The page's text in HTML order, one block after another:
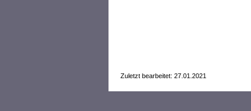
Zuletzt bearbeitet: 27.01.2021